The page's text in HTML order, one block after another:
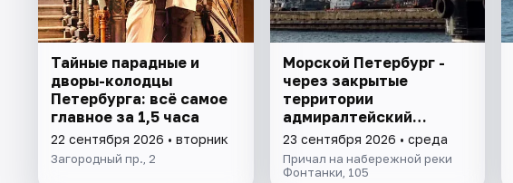
Тайные парадные и
дворы-колодцы
Петербурга: всё самое
главное за 1,5 часа
22 сентября 2026 • вторник
Загородный пр., 2
Морской Петербург -
через закрытые
территории
адмиралтейский
верфей
23 сентября 2026 • среда
Причал на набережной реки
Фонтанки, 105